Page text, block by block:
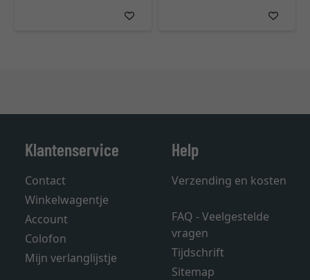
Klantenservice
Contact
Winkelwagentje
Account
Colofon
Mijn verlanglijstje
Help
Verzending en kosten
FAQ - Veelgestelde
vragen
Tijdschrift
Sitemap